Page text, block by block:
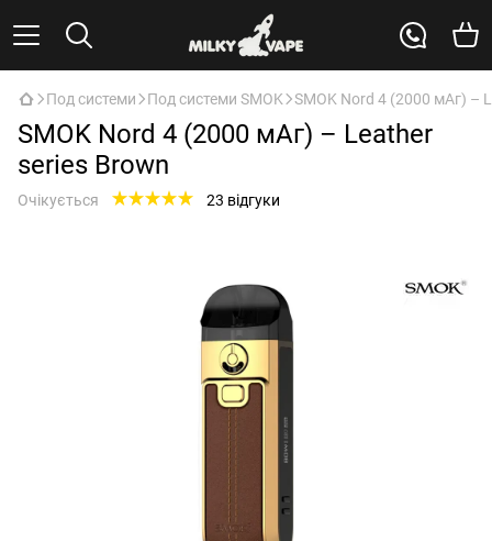
Под системи Под системи SMOK SMOK Nord 4 (2000 мАг) –
SMOK Nord 4 (2000 мАг) – Leather
series Brown
Очікується 23 відгуки